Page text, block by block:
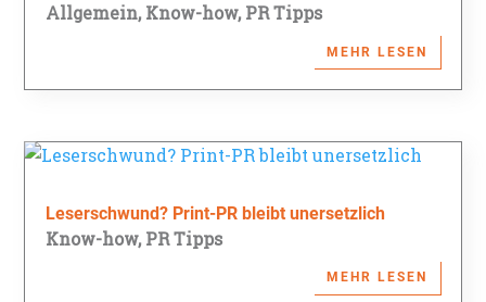
Allgemein,Know-how,PR Tipps
MEHR LESEN
Leserschwund? Print-PR bleibt unersetzlich
Know-how,PR Tipps
MEHR LESEN